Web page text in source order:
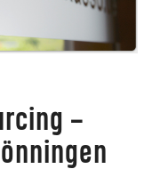
–